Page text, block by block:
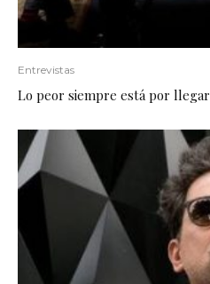
Entrevistas
Lo peor siempre está por llegar